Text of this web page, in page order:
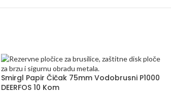
Smirgl Papir Čičak 75mm Vodobrusni P1000
DEERFOS 10 Kom